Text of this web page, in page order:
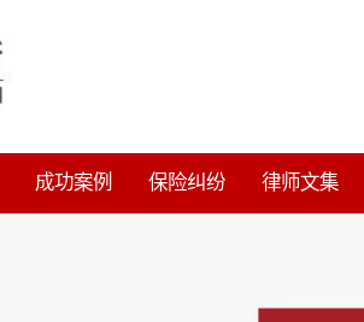
成功案例 保险纠纷 律师文集